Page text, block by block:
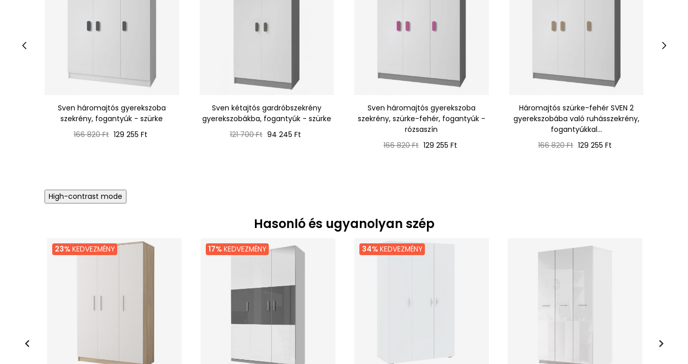
Sven háromajtós gyerekszoba
szekrény, fogantyúk - szürke
Normál
166 820 Ft Ár
129 255 Ft
Sven kétajtós gardróbszekrény
gyerekszobákba, fogantyúk - szürke
Normál
121 700 Ft Ár
94 245 Ft
Sven háromajtós gyerekszoba
szekrény, szürke-fehér, fogantyúk -
rózsaszín
Normál
166 820 Ft Ár
129 255 Ft
Háromajtós szürke-fehér SVEN 2
gyerekszobába való ruhásszekrény,
fogantyúkkal...
Normál
166 820 Ft Ár
129 255 Ft
High-contrast mode
Hasonló és ugyanolyan szép
23% KEDVEZMÉNY 17% KEDVEZMÉNY 34% KEDVEZMÉNY